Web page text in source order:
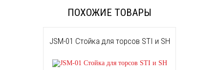
ПОХОЖИЕ ТОВАРЫ
JSM-01 Стойка для торсов STI и SH